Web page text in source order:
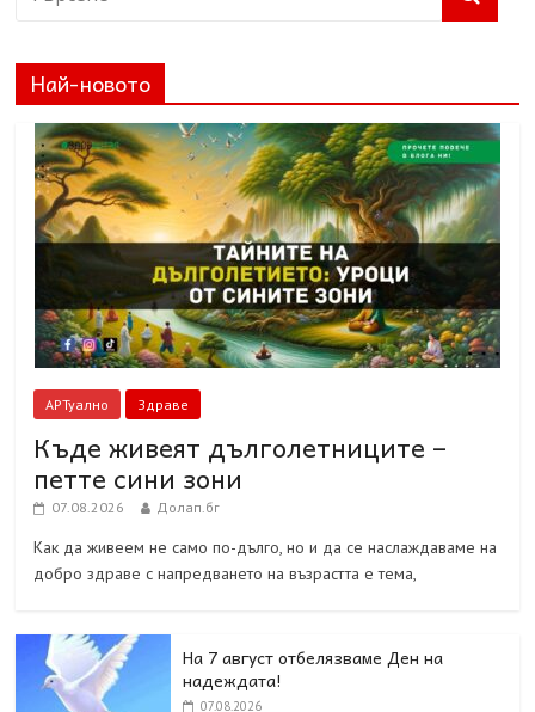
Най-новото
АРТуално Здраве
Къде живеят дълголетниците –
петте сини зони
07.08.2026 Долап.бг
Как да живеем не само по-дълго, но и да се наслаждаваме на
добро здраве с напредването на възрастта е тема,
На 7 август отбелязваме Ден на
надеждата!
07.08.2026